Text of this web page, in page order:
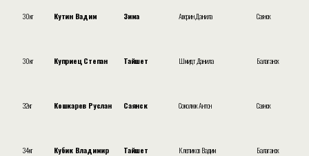
30кг Кутин Вадим Зима Аверин Данила Саянск
30кг Куприец Степан Тайшет Шмидт Данила Балаганск
32кг Кошкарев Руслан Саянск Соколюк Антон Саянск
34кг Кубик Владимир Тайшет Клепиков Вадим Балаганск